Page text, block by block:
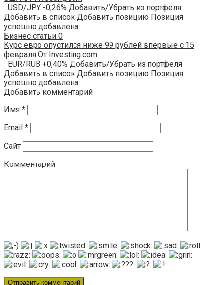
USD/JPY -0,26% Добавить/Убрать из портфеля
Добавить в список Добавить позицию Позиция
успешно добавлена:
Бизнес статьи 0
Курс евро опустился ниже 99 рублей впервые с 15
февраля От Investing.com
EUR/RUB +0,40% Добавить/Убрать из портфеля
Добавить в список Добавить позицию Позиция
успешно добавлена:
Добавить комментарий
Имя *
Email *
Сайт
Комментарий